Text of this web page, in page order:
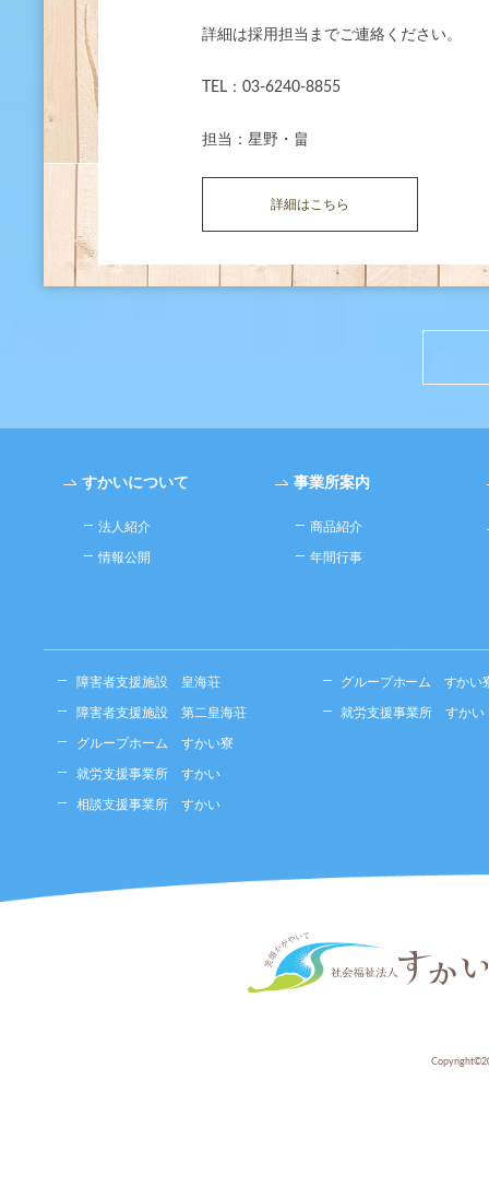
詳細は採用担当までご連絡ください。
TEL：03-6240-8855
担当：星野・畠
詳細はこちら
すかいについて
法人紹介
情報公開
事業所案内
商品紹介
年間行事
障害者支援施設 皇海荘
障害者支援施設 第二皇海荘
グループホーム すかい寮
就労支援事業所 すかい
相談支援事業所 すかい
グループホーム すかい
就労支援事業所 すかい